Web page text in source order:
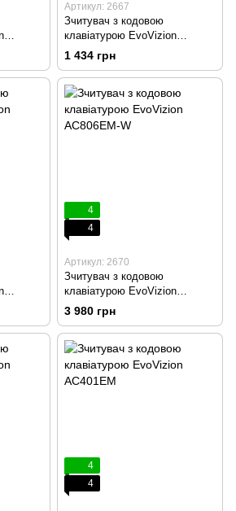
Артикул: 2667
Зчитувач з кодовою
клавіатурою EvoVizion
AC303EM
1 434 грн
4
4
Артикул: 2670
Зчитувач з кодовою
клавіатурою EvoVizion
AC806EM-W
3 980 грн
4
4